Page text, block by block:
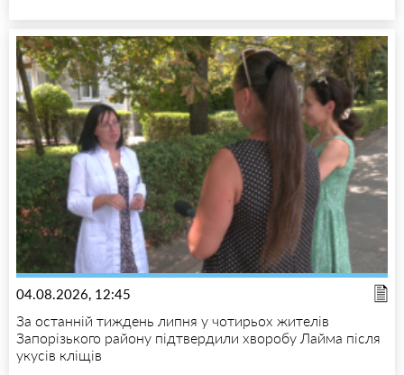
04.08.2026, 12:45
За останній тиждень липня у чотирьох жителів
Запорізького району підтвердили хворобу Лайма після
укусів кліщів